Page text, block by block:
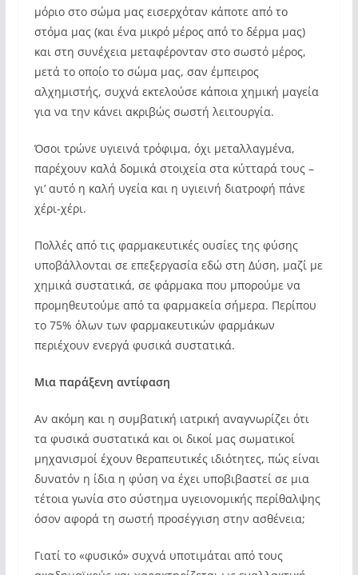
μόριο στο σώμα μας εισερχόταν κάποτε από το
στόμα μας (και ένα μικρό μέρος από το δέρμα μας)
και στη συνέχεια μεταφέρονταν στο σωστό μέρος,
μετά το οποίο το σώμα μας, σαν έμπειρος
αλχημιστής, συχνά εκτελούσε κάποια χημική μαγεία
για να την κάνει ακριβώς σωστή λειτουργία.
Όσοι τρώνε υγιεινά τρόφιμα, όχι μεταλλαγμένα,
παρέχουν καλά δομικά στοιχεία στα κύτταρά τους –
γι’ αυτό η καλή υγεία και η υγιεινή διατροφή πάνε
χέρι-χέρι.
Πολλές από τις φαρμακευτικές ουσίες της φύσης
υποβάλλονται σε επεξεργασία εδώ στη Δύση, μαζί με
χημικά συστατικά, σε φάρμακα που μπορούμε να
προμηθευτούμε από τα φαρμακεία σήμερα. Περίπου
το 75% όλων των φαρμακευτικών φαρμάκων
περιέχουν ενεργά φυσικά συστατικά.
Μια παράξενη αντίφαση
Αν ακόμη και η συμβατική ιατρική αναγνωρίζει ότι
τα φυσικά συστατικά και οι δικοί μας σωματικοί
μηχανισμοί έχουν θεραπευτικές ιδιότητες, πώς είναι
δυνατόν η ίδια η φύση να έχει υποβιβαστεί σε μια
τέτοια γωνία στο σύστημα υγειονομικής περίθαλψης
όσον αφορά τη σωστή προσέγγιση στην ασθένεια;
Γιατί το «φυσικό» συχνά υποτιμάται από τους